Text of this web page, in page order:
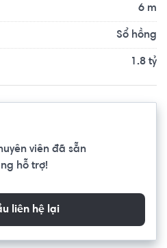
6 m
Sổ hồng
1.8 tỷ
viên đã sẵn
hỗ trợ!
liên hệ lại